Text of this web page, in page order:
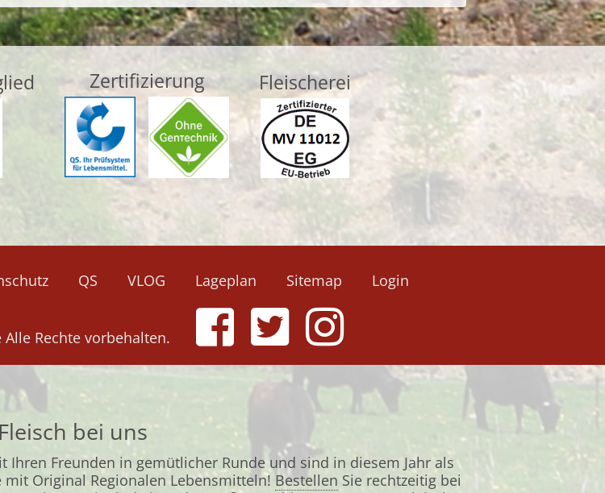
Zertifizierung Fleischerei
Navigation
QS VLOG Lageplan Sitemap Login
Rechte vorbehalten.
bei uns
Ihren Freunden in gemütlicher Runde und sind in diesem Jahr als
mit Original Regionalen Lebensmitteln! Bestellen Sie rechtzeitig bei